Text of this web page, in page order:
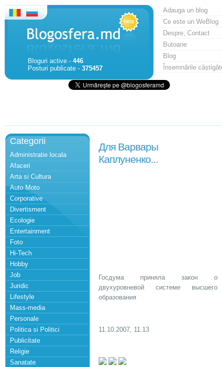
Bloguri active - 446
Posturi publicate - 375457
Adauga un blog
Ce este un WeBlog
Despre, Contact
Butoane
Blog
Însemnările
Categorii
Administratie locala
Afaceri
Arta si Cultura
Auto Moto
Corporative
Divertisment
Ecologie
Entertainment
Foto
Hi-Tech
Hobby
Job
Juridic
Lifestyle
Mass-media
Personale
Politica si Politici
Publicitate
Religie
Sanatate
Для Варвары
Каплуненко...
Госдума приняла закон о
двухуровневой системе высшего
образования
11.10.2007, 11.13